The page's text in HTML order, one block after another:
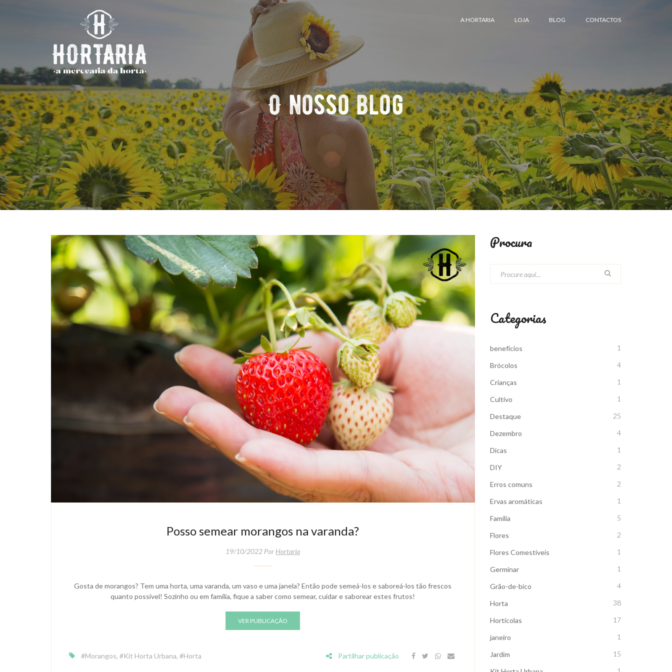
A HORTARIA LOJA BLOG CONTACTOS
O nosso blog
Posso semear morangos na varanda?
19/10/2022 Por Hortaria
Gosta de morangos? Tem uma horta, uma varanda, um vaso e uma janela? Então pode semeá-los e saboreá-los tão frescos
quanto possível! Sozinho ou em família, fique a saber como semear, cuidar e saborear estes frutos!
VER PUBLICAÇÃO
#Morangos, #Kit Horta Urbana, #Horta Partilhar publicação
Procura
Categorias
benefícios 1
Brócolos 4
Crianças 1
Cultivo 1
Destaque 25
Dezembro 4
Dicas 1
DIY 2
Erros comuns 2
Ervas aromáticas 1
Família 5
Flores 2
Flores Comestíveis 1
Germinar 1
Grão-de-bico 4
Horta 38
Hortícolas 17
janeiro 1
Jardim 15